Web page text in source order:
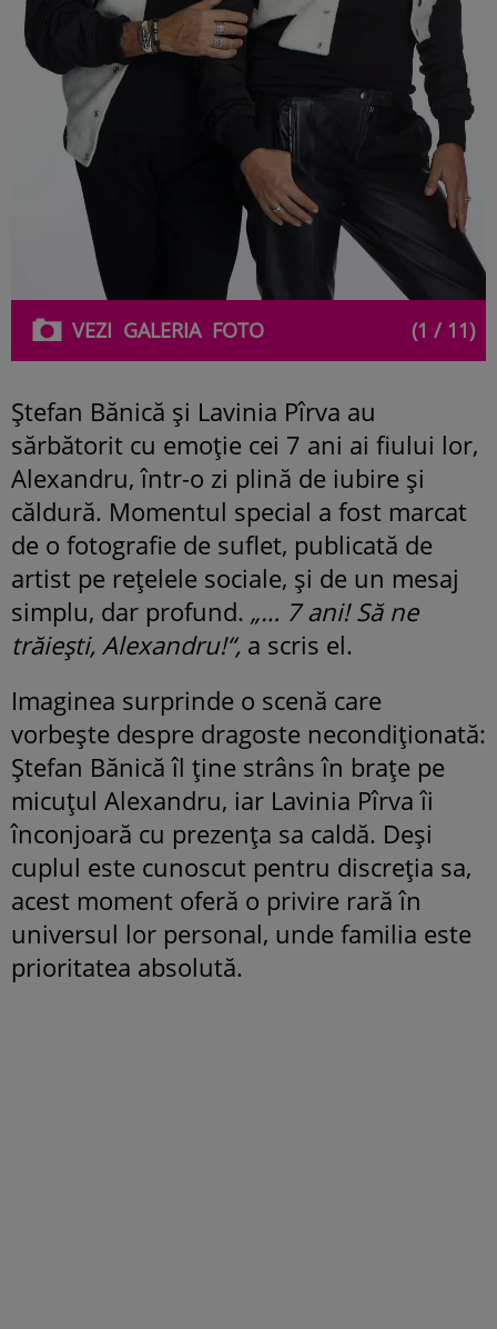
VEZI GALERIAFOTO (1 / 11)
Ștefan Bănică și Lavinia Pîrva au
sărbătorit cu emoție cei 7 ani ai fiului lor,
Alexandru, într-o zi plină de iubire și
căldură. Momentul special a fost marcat
de o fotografie de suflet, publicată de
artist pe rețelele sociale, și de un mesaj
simplu, dar profund. „… 7 ani! Să ne
trăiești, Alexandru!“, a scris el.
Imaginea surprinde o scenă care
vorbește despre dragoste necondiționată:
Ștefan Bănică îl ține strâns în brațe pe
micuțul Alexandru, iar Lavinia Pîrva îi
înconjoară cu prezența sa caldă. Deși
cuplul este cunoscut pentru discreția sa,
acest moment oferă o privire rară în
universul lor personal, unde familia este
prioritatea absolută.